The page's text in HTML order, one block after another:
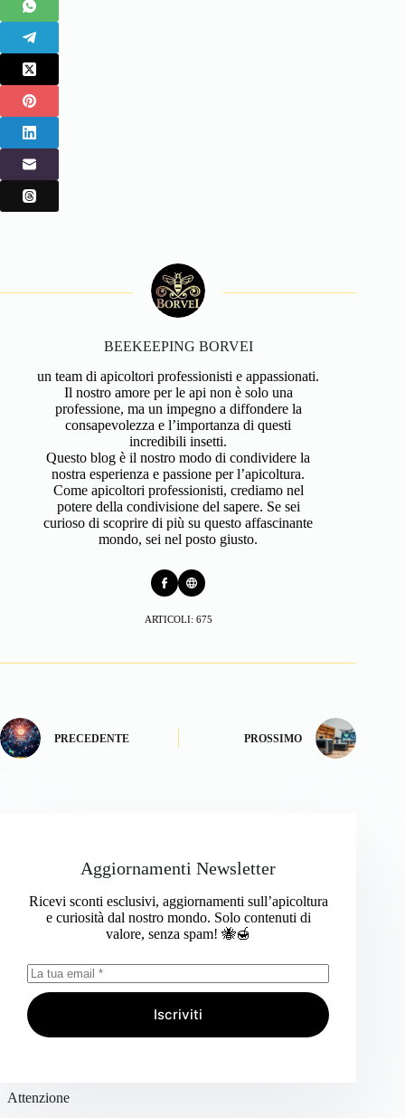
BEEKEEPING BORVEI
un team di apicoltori professionisti e appassionati.
Il nostro amore per le api non è solo una
professione, ma un impegno a diffondere la
consapevolezza e l’importanza di questi
incredibili insetti.
Questo blog è il nostro modo di condividere la
nostra esperienza e passione per l’apicoltura.
Come apicoltori professionisti, crediamo nel
potere della condivisione del sapere. Se sei
curioso di scoprire di più su questo affascinante
mondo, sei nel posto giusto.
ARTICOLI: 675
PRECEDENTE PROSSIMO
Aggiornamenti Newsletter
Ricevi sconti esclusivi, aggiornamenti sull’apicoltura
e curiosità dal nostro mondo. Solo contenuti di
valore, senza spam! 🐝🍯
Iscriviti
Attenzione